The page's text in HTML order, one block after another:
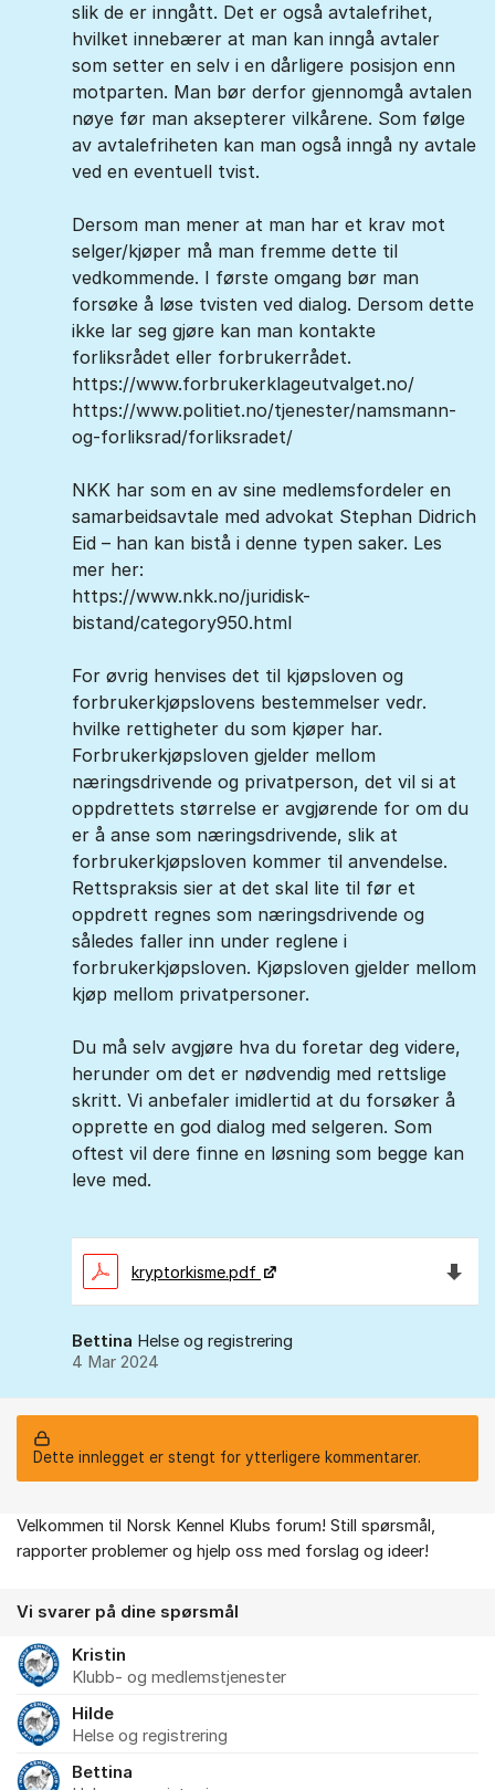
slik de er inngått. Det er også avtalefrihet,
hvilket innebærer at man kan inngå avtaler
som setter en selv i en dårligere posisjon enn
motparten. Man bør derfor gjennomgå avtalen
nøye før man aksepterer vilkårene. Som følge
av avtalefriheten kan man også inngå ny avtale
ved en eventuell tvist.
Dersom man mener at man har et krav mot
selger/kjøper må man fremme dette til
vedkommende. I første omgang bør man
forsøke å løse tvisten ved dialog. Dersom dette
ikke lar seg gjøre kan man kontakte
forliksrådet eller forbrukerrådet.
https://www.forbrukerklageutvalget.no/
https://www.politiet.no/tjenester/namsmann-
og-forliksrad/forliksradet/
NKK har som en av sine medlemsfordeler en
samarbeidsavtale med advokat Stephan Didrich
Eid – han kan bistå i denne typen saker. Les
mer her:
https://www.nkk.no/juridisk-
bistand/category950.html
For øvrig henvises det til kjøpsloven og
forbrukerkjøpslovens bestemmelser vedr.
hvilke rettigheter du som kjøper har.
Forbrukerkjøpsloven gjelder mellom
næringsdrivende og privatperson, det vil si at
oppdrettets størrelse er avgjørende for om du
er å anse som næringsdrivende, slik at
forbrukerkjøpsloven kommer til anvendelse.
Rettspraksis sier at det skal lite til før et
oppdrett regnes som næringsdrivende og
således faller inn under reglene i
forbrukerkjøpsloven. Kjøpsloven gjelder mellom
kjøp mellom privatpersoner.
Du må selv avgjøre hva du foretar deg videre,
herunder om det er nødvendig med rettslige
skritt. Vi anbefaler imidlertid at du forsøker å
opprette en god dialog med selgeren. Som
oftest vil dere finne en løsning som begge kan
leve med.
kryptorkisme.pdf Last
Bettina Helse og registrering
4 Mar 2024
Dette innlegget er stengt for ytterligere kommentarer.
Om forumet
Velkommen til Norsk Kennel Klubs forum! Still spørsmål,
rapporter problemer og hjelp oss med forslag og ideer!
Vi svarer på dine spørsmål
Kristin
Klubb- og medlemstjenester
Hilde
Helse og registrering
Bettina